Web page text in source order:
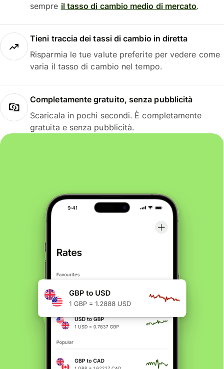
sempre il tasso di cambio medio di mercato.
Tieni traccia dei tassi di cambio in diretta
Risparmia le tue valute preferite per vedere come
varia il tasso di cambio nel tempo.
Completamente gratuito, senza pubblicità
Scaricala in pochi secondi. È completamente
gratuita e senza pubblicità.